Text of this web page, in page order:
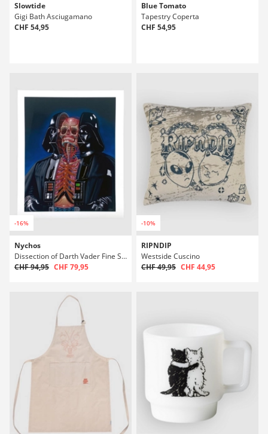
Slowtide
Gigi Bath Asciugamano
CHF 54,95
Blue Tomato
Tapestry Coperta
CHF 54,95
-16%
Nychos
Dissection of Darth Vader Fine Stampa artistica
CHF 94,95 CHF 79,95
-10%
RIPNDIP
Westside Cuscino
CHF 49,95 CHF 44,95